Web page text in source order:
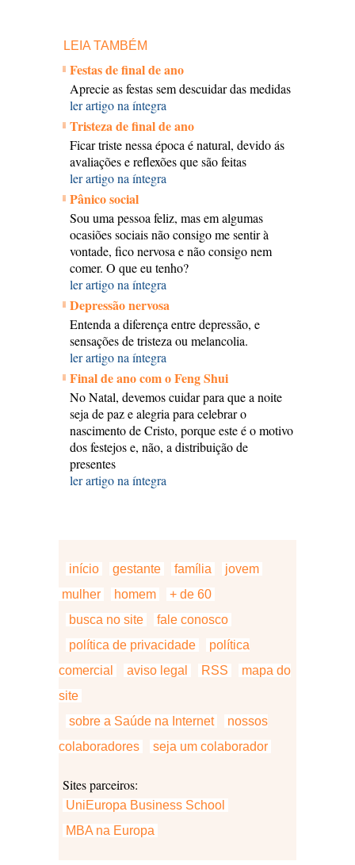
LEIA TAMBÉM
Festas de final de ano
Aprecie as festas sem descuidar das medidas
ler artigo na íntegra
Tristeza de final de ano
Ficar triste nessa época é natural, devido ás
avaliações e reflexões que são feitas
ler artigo na íntegra
Pânico social
Sou uma pessoa feliz, mas em algumas
ocasiões sociais não consigo me sentir à
vontade, fico nervosa e não consigo nem
comer. O que eu tenho?
ler artigo na íntegra
Depressão nervosa
Entenda a diferença entre depressão, e
sensações de tristeza ou melancolia.
ler artigo na íntegra
Final de ano com o Feng Shui
No Natal, devemos cuidar para que a noite
seja de paz e alegria para celebrar o
nascimento de Cristo, porque este é o motivo
dos festejos e, não, a distribuição de
presentes
ler artigo na íntegra
início gestante família
jovem
mulher
homem
+ de 60
busca no site
fale conosco
política de privacidade
política
comercial
aviso legal RSS
mapa do
site
sobre a Saúde na Internet
nossos
colaboradores
seja um colaborador
Sites parceiros:
UniEuropa Business School
MBA na Europa